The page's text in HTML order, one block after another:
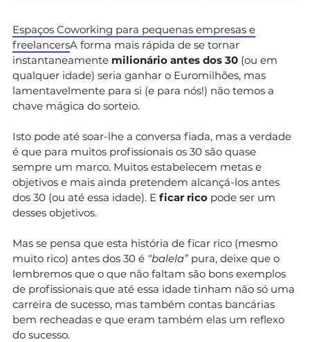
Espaços Coworking para pequenas empresas e
freelancersA forma mais rápida de se tornar
instantaneamente milionário antes dos 30 (ou em
qualquer idade) seria ganhar o Euromilhões, mas
lamentavelmente para si (e para nós!) não temos a
chave mágica do sorteio.
Isto pode até soar-lhe a conversa fiada, mas a verdade
é que para muitos profissionais os 30 são quase
sempre um marco. Muitos estabelecem metas e
objetivos e mais ainda pretendem alcançá-los antes
dos 30 (ou até essa idade). E ficar rico pode ser um
desses objetivos.
Mas se pensa que esta história de ficar rico (mesmo
muito rico) antes dos 30 é “balela”pura, deixe que o
lembremos que o que não faltam são bons exemplos
de profissionais que até essa idade tinham não só uma
carreira de sucesso, mas também contas bancárias
bem recheadas e que eram também elas um reflexo
do sucesso.